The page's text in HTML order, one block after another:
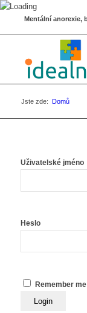
Mentální anorexie,
Jste zde: Domů
Uživatelské jméno
Heslo
Remember me